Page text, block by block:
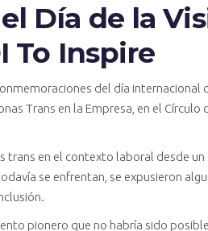
Día de la
To Inspire
del día
Trans en la Empresa, en el
trans en el contexto laboral desde
se enfrentan, se expusieron
pionero que no habría sido